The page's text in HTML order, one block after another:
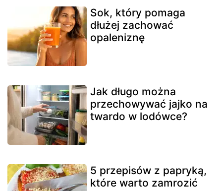
Sok, który pomaga
dłużej zachować
opaleniznę
Jak długo można
przechowywać jajko na
twardo w lodówce?
5 przepisów z papryką,
które warto zamrozić